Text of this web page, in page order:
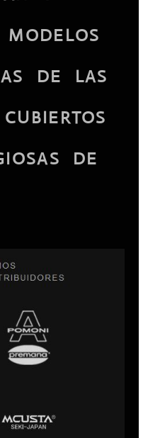
MODELOS
DE LAS
DE